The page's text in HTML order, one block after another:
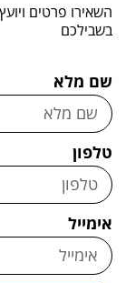
השאירו פרטים
בשבילכם
שם מלא
טלפון
אימייל